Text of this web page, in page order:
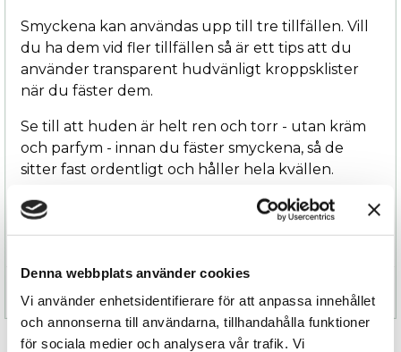
Denna webbplats använder cookies
Vi använder enhetsidentifierare för att anpassa innehållet
och annonserna till användarna, tillhandahålla funktioner
för sociala medier och analysera vår trafik. Vi
Smyckena kan användas upp till tre tillfällen. Vill
du ha dem vid fler tillfällen så är ett tips att du
använder transparent hudvänligt kroppsklister
när du fäster dem.
Se till att huden är helt ren och torr - utan kräm
och parfym - innan du fäster smyckena, så de
sitter fast ordentligt och håller hela kvällen.
Smyckena är lättast att avlägsna från brösten